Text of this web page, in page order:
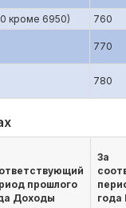
кроме 6950) 760
770
780
прошлого
Доходы
За
года